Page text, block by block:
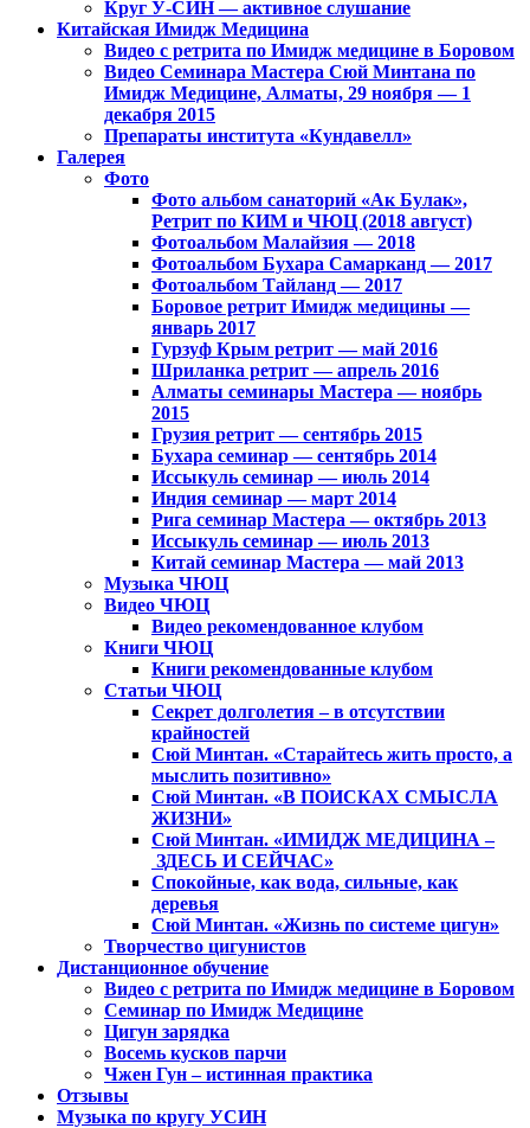
Круг У-СИН — активное слушание
Китайская Имидж Медицина
Видео с ретрита по Имидж медицине в Боровом
Видео Семинара Мастера Сюй Минтана по
Имидж Медицине, Алматы, 29 ноября — 1
декабря 2015
Препараты института «Кундавелл»
Галерея
Фото
Фото альбом санаторий «Ак Булак»,
Ретрит по КИМ и ЧЮЦ (2018 август)
Фотоальбом Малайзия — 2018
Фотоальбом Бухара Самарканд — 2017
Фотоальбом Тайланд — 2017
Боровое ретрит Имидж медицины —
январь 2017
Гурзуф Крым ретрит — май 2016
Шриланка ретрит — апрель 2016
Алматы семинары Мастера — ноябрь
2015
Грузия ретрит — сентябрь 2015
Бухара семинар — сентябрь 2014
Иссыкуль семинар — июль 2014
Индия семинар — март 2014
Рига семинар Мастера — октябрь 2013
Иссыкуль семинар — июль 2013
Китай семинар Мастера — май 2013
Музыка ЧЮЦ
Видео ЧЮЦ
Видео рекомендованное клубом
Книги ЧЮЦ
Книги рекомендованные клубом
Статьи ЧЮЦ
Секрет долголетия – в отсутствии
крайностей
Сюй Минтан. «Старайтесь жить просто, а
мыслить позитивно»
Сюй Минтан. «В ПОИСКАХ СМЫСЛА
ЖИЗНИ»
Сюй Минтан. «ИМИДЖ МЕДИЦИНА –
ЗДЕСЬ И СЕЙЧАС»
Спокойные, как вода, сильные, как
деревья
Сюй Минтан. «Жизнь по системе цигун»
Творчество цигунистов
Дистанционное обучение
Видео с ретрита по Имидж медицине в Боровом
Семинар по Имидж Медицине
Цигун зарядка
Восемь кусков парчи
Чжен Гун – истинная практика
Отзывы
Музыка по кругу УСИН